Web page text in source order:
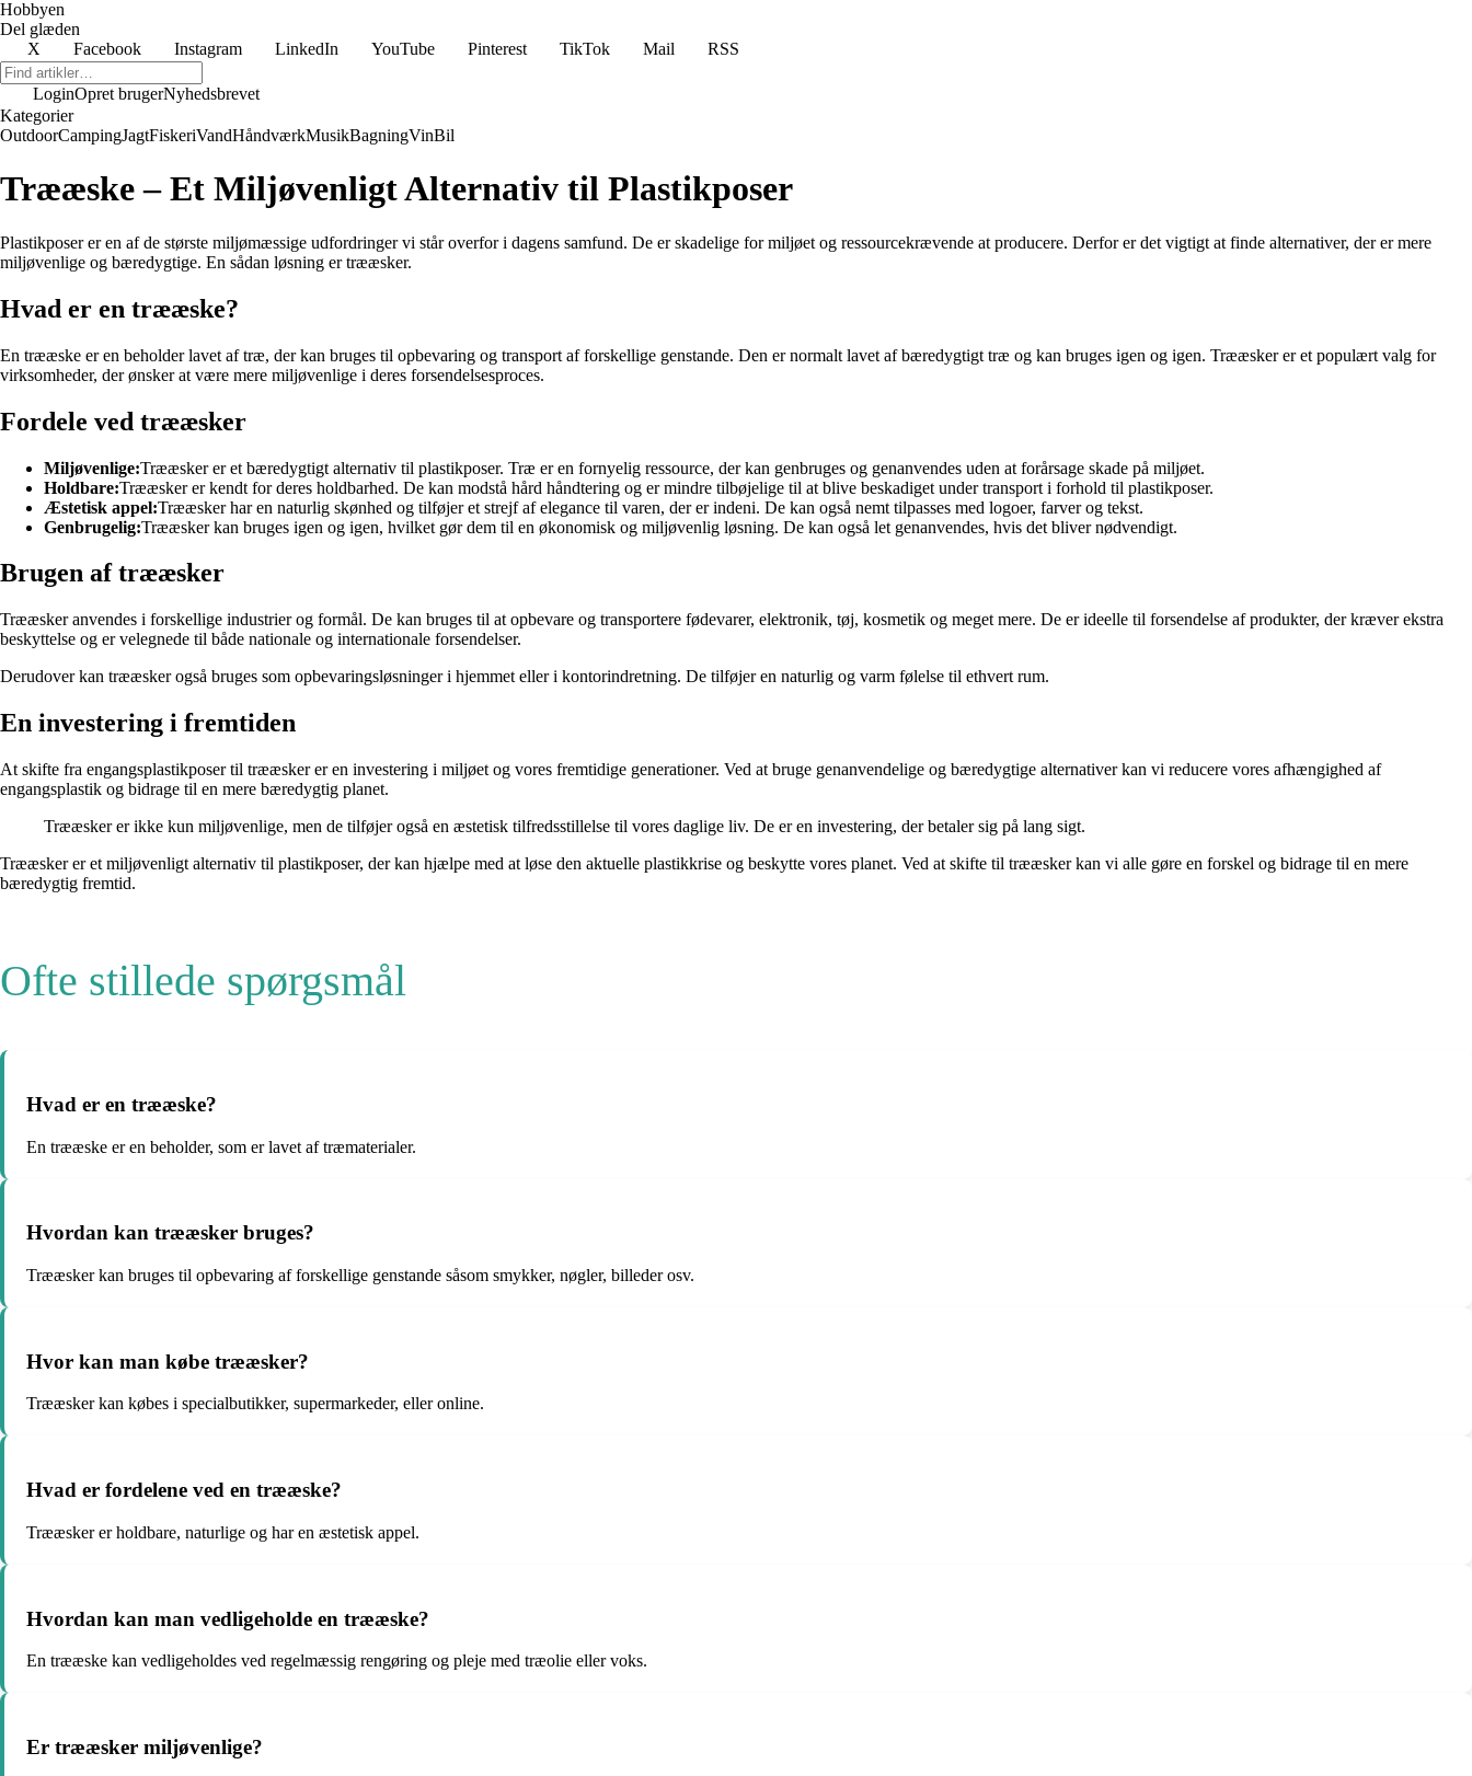
Hobbyen
Del glæden
X
Facebook Instagram LinkedIn YouTube Pinterest TikTok Mail RSS
LoginOpret brugerNyhedsbrevet
Kategorier
OutdoorCampingJagtFiskeriVandHåndværkMusikBagningVinBil
Trææske – Et Miljøvenligt Alternativ til Plastikposer
Plastikposer er en af de største miljømæssige udfordringer vi står overfor i dagens samfund. De er skadelige for miljøet og ressourcekrævende at producere. Derfor er det vigtigt at finde alternativer, der er mere
miljøvenlige og bæredygtige. En sådan løsning er trææsker.
Hvad er en trææske?
En trææske er en beholder lavet af træ, der kan bruges til opbevaring og transport af forskellige genstande. Den er normalt lavet af bæredygtigt træ og kan bruges igen og igen. Trææsker er et populært valg for
virksomheder, der ønsker at være mere miljøvenlige i deres forsendelsesproces.
Fordele ved trææsker
Miljøvenlige:Trææsker er et bæredygtigt alternativ til plastikposer. Træ er en fornyelig ressource, der kan genbruges og genanvendes uden at forårsage skade på miljøet.
Holdbare:Trææsker er kendt for deres holdbarhed. De kan modstå hård håndtering og er mindre tilbøjelige til at blive beskadiget under transport i forhold til plastikposer.
Æstetisk appel:Trææsker har en naturlig skønhed og tilføjer et strejf af elegance til varen, der er indeni. De kan også nemt tilpasses med logoer, farver og tekst.
Genbrugelig:Trææsker kan bruges igen og igen, hvilket gør dem til en økonomisk og miljøvenlig løsning. De kan også let genanvendes, hvis det bliver nødvendigt.
Brugen af trææsker
Trææsker anvendes i forskellige industrier og formål. De kan bruges til at opbevare og transportere fødevarer, elektronik, tøj, kosmetik og meget mere. De er ideelle til forsendelse af produkter, der kræver ekstra
beskyttelse og er velegnede til både nationale og internationale forsendelser.
Derudover kan trææsker også bruges som opbevaringsløsninger i hjemmet eller i kontorindretning. De tilføjer en naturlig og varm følelse til ethvert rum.
En investering i fremtiden
At skifte fra engangsplastikposer til trææsker er en investering i miljøet og vores fremtidige generationer. Ved at bruge genanvendelige og bæredygtige alternativer kan vi reducere vores afhængighed af
engangsplastik og bidrage til en mere bæredygtig planet.
Trææsker er ikke kun miljøvenlige, men de tilføjer også en æstetisk tilfredsstillelse til vores daglige liv. De er en investering, der betaler sig på lang sigt.
Trææsker er et miljøvenligt alternativ til plastikposer, der kan hjælpe med at løse den aktuelle plastikkrise og beskytte vores planet. Ved at skifte til trææsker kan vi alle gøre en forskel og bidrage til en mere
bæredygtig fremtid.
Ofte stillede spørgsmål
Hvad er en trææske?
En trææske er en beholder, som er lavet af træmaterialer.
Hvordan kan trææsker bruges?
Trææsker kan bruges til opbevaring af forskellige genstande såsom smykker, nøgler, billeder osv.
Hvor kan man købe trææsker?
Trææsker kan købes i specialbutikker, supermarkeder, eller online.
Hvad er fordelene ved en trææske?
Trææsker er holdbare, naturlige og har en æstetisk appel.
Hvordan kan man vedligeholde en trææske?
En trææske kan vedligeholdes ved regelmæssig rengøring og pleje med træolie eller voks.
Er trææsker miljøvenlige?